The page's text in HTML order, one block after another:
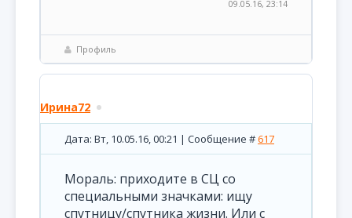
09.05.16, 23:14
Профиль
Ирина72
Дата: Вт, 10.05.16, 00:21 | Сообщение #617
Мораль: приходите в СЦ со
специальными значками: ищу
спутницу/спутника жизни. Или с